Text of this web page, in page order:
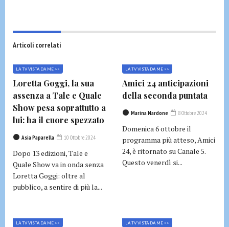
Articoli correlati
LA TV VISTA DA ME >>
Loretta Goggi, la sua
assenza a Tale e Quale
Show pesa soprattutto a
lui: ha il cuore spezzato
Asia Paparella 10 Ottobre 2024
Dopo 13 edizioni, Tale e
Quale Show va in onda senza
Loretta Goggi: oltre al
pubblico, a sentire di più la...
LA TV VISTA DA ME >>
Amici 24 anticipazioni
della seconda puntata
Marina Nardone 8 Ottobre 2024
Domenica 6 ottobre il
programma più atteso, Amici
24, è ritornato su Canale 5.
Questo venerdì si...
LA TV VISTA DA ME >> LA TV VISTA DA ME >>